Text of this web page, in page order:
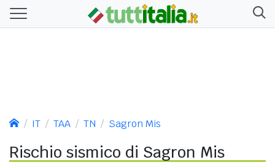
IT TAA TN Sagron Mis
Rischio sismico di Sagron Mis